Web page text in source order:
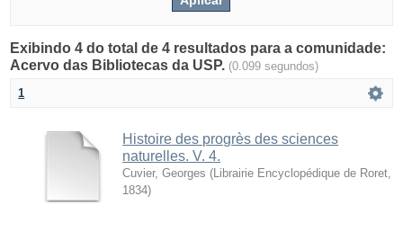
Exibindo 4 do total de 4 resultados para a comunidade:
Acervo das Bibliotecas da USP. (0.099 segundos)
1
Histoire des progrès des sciences
naturelles. V. 4.
Cuvier, Georges ( Librairie Encyclopédique de Roret
1834)